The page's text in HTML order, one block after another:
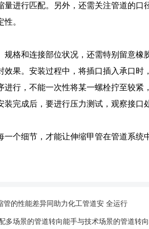
量进行匹配。另外，还需关注管道的
。
规格和连接部位状况，还需特别留意橡
效果。安装过程中，将插口插入承口
进行，不能一次性将某一螺栓拧至较
装完成后，要进行压力测试，观察接
一个细节，才能让伸缩甲管在管道系统
管的性能差异同助力化工管道安 全运行
多场景的管道转向能手与技术场景的管道转